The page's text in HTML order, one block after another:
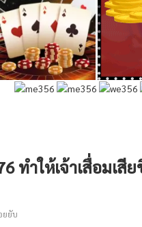
ทำให้เจ้าเสื่อมเสี
ยยับ